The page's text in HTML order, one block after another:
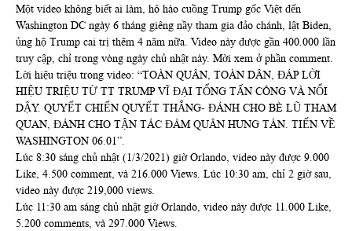
Một video không biết ai làm, hô hào cuồng Trump gốc Việt đến
Washington DC ngày 6 tháng giêng nầy tham gia đảo chánh, lật Biden,
ủng hộ Trump cai trị thêm 4 năm nữa. Video này được gần 400.000 lần
truy cập, chỉ trong vòng ngày chủ nhật này. Mời xem ở phần comment.
Lời hiệu triệu trong video: “TOÀN QUÂN, TOÀN DÂN, ĐÁP LỜI
HIỆU TRIỆU TỪ TT TRUMP VĨ ĐẠI TỔNG TẤN CÔNG VÀ NỔI
DẬY. QUYẾT CHIẾN QUYẾT THẮNG- ĐÁNH CHO BÈ LŨ THAM
QUAN, ĐÁNH CHO TẬN TÁC ĐÁM QUÂN HUNG TÀN. TIẾN VỀ
WASHINGTON 06.01”.
Lúc 8:30 sáng chủ nhật (1/3/2021) giờ Orlando, video này được 9.000
Like, 4.500 comment, và 216.000 Views. Lúc 10:30 am, chỉ 2 giờ sau,
video này được 219,000 views.
Lúc 11:30 am sáng chủ nhật giờ Orlando, video này được 11.000 Like,
5.200 comments, và 297.000 Views.